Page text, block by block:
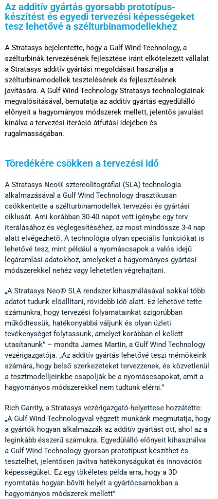
Az additív gyártás gyorsabb prototípus-
készítést és egyedi tervezési képességeket
tesz lehetővé a szélturbinamodellekhez
A Stratasys bejelentette, hogy a Gulf Wind Technology, a
szélturbinák tervezésének fejlesztése iránt elkötelezett vállalat
a Stratasys additív gyártási megoldásait használja a
szélturbinamodellek tesztelésének és fejlesztésének
javítására. A Gulf Wind Technology Stratasys technológiáinak
megvalósításával, bemutatja az additív gyártás egyedülálló
előnyeit a hagyományos módszerek mellett, jelentős javulást
kínálva a tervezési iteráció átfutási idejében és
rugalmasságában.
Töredékére csökken a tervezési idő
A Stratasys Neo® sztereolitográfiai (SLA) technológia
alkalmazásával a Gulf Wind Technology drasztikusan
csökkentette a szélturbinamodellek tervezési és gyártási
ciklusát. Ami korábban 30-40 napot vett igénybe egy terv
iterálásához és véglegesítéséhez, az most mindössze 3-4 nap
alatt elvégezhető. A technológia olyan speciális funkciókat is
lehetővé tesz, mint például a nyomáscsapok a valós idejű
légáramlási adatokhoz, amelyeket a hagyományos gyártási
módszerekkel nehéz vagy lehetetlen végrehajtani.
„A Stratasys Neo® SLA rendszer kihasználásával sokkal több
adatot tudunk előállítani, rövidebb idő alatt. Ez lehetővé tette
számunkra, hogy tervezési folyamatainkat szigorúbban
működtessük, hatékonyabbá váljunk és olyan üzleti
tevékenységet folytassunk, amelyet korábban el kellett
utasítanunk” – mondta James Martin, a Gulf Wind Technology
vezérigazgatója. „Az additív gyártás lehetővé teszi mérnökeink
számára, hogy belső szerkezeteket tervezzenek, és közvetlenül
a tesztmodelljeinkbe csapolják be a nyomáscsapokat, amit a
hagyományos módszerekkel nem tudtunk elérni.”
Rich Garrity, a Stratasys vezérigazgató-helyettese hozzátette:
„A Gulf Wind Technologyval végzett munkánk megmutatja, hogy
a gyártók hogyan alkalmazzák az additív gyártást ott, ahol az a
leginkább ésszerű számukra. Egyedülálló előnyeit kihasználva
a Gulf Wind Technology gyorsan prototípust készíthet és
tesztelhet, jelentősen javítva hatékonyságukat és innovációs
képességüket. Ez egy tökéletes példa arra, hogy a 3D
nyomtatás hogyan bővíti helyét a gyártócsarnokban a
hagyományos módszerek mellett”